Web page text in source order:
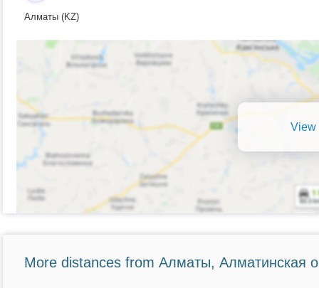
Алматы (KZ)
View
More distances from Алматы, Алматинская